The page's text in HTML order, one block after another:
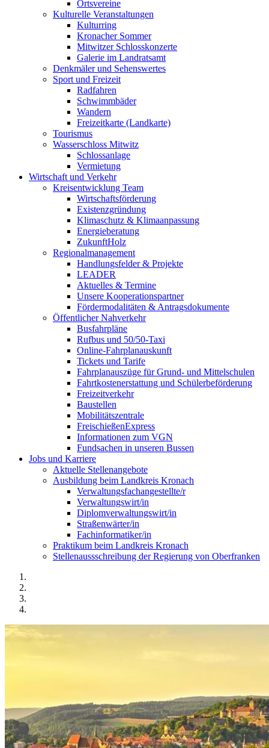
Ortsvereine
Kulturelle Veranstaltungen
Kulturring
Kronacher Sommer
Mitwitzer Schlosskonzerte
Galerie im Landratsamt
Denkmäler und Sehenswertes
Sport und Freizeit
Radfahren
Schwimmbäder
Wandern
Freizeitkarte (Landkarte)
Tourismus
Wasserschloss Mitwitz
Schlossanlage
Vermietung
Wirtschaft und Verkehr
Kreisentwicklung Team
Wirtschaftsförderung
Existenzgründung
Klimaschutz & Klimaanpassung
Energieberatung
ZukunftHolz
Regionalmanagement
Handlungsfelder & Projekte
LEADER
Aktuelles & Termine
Unsere Kooperationspartner
Fördermodalitäten & Antragsdokumente
Öffentlicher Nahverkehr
Busfahrpläne
Rufbus und 50/50-Taxi
Online-Fahrplanauskunft
Tickets und Tarife
Fahrplanauszüge für Grund- und Mittelschulen
Fahrtkostenerstattung und Schülerbeförderung
Freizeitverkehr
Baustellen
Mobilitätszentrale
FreischießenExpress
Informationen zum VGN
Fundsachen in unseren Bussen
Jobs und Karriere
Aktuelle Stellenangebote
Ausbildung beim Landkreis Kronach
Verwaltungsfachangestellte/r
Verwaltungswirt/in
Diplomverwaltungswirt/in
Straßenwärter/in
Fachinformatiker/in
Praktikum beim Landkreis Kronach
Stellenaussschreibung der Regierung von Oberfranken